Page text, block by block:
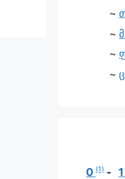
0 (1) 1